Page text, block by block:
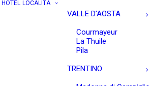
HOTEL LOCALITÀ
VALLE D’AOSTA
Courmayeur
La Thuile
Pila
TRENTINO